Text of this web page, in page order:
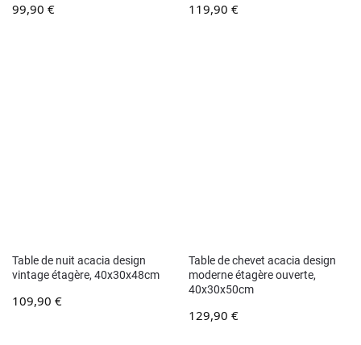
99,90 € 119,90 €
Table de nuit acacia design
vintage étagère, 40x30x48cm
109,90 €
Table de chevet acacia design
moderne étagère ouverte,
40x30x50cm
129,90 €